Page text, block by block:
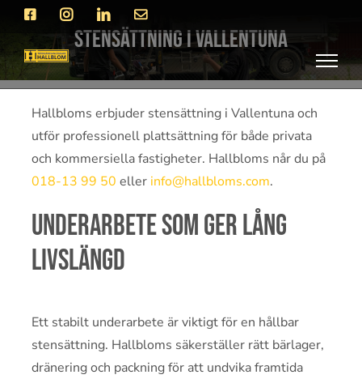
Fortsätt
innehållet
FacebookInstagramLinkedIn
E-
Stensättning i Vallentuna
Hallbloms erbjuder stensättning i Vallentuna och
utför professionell plattsättning för både privata
och kommersiella fastigheter. Hallbloms når du på
018-13 99 50 eller info@hallbloms.com.
Underarbete som ger lång
livslängd
Ett stabilt underarbete är viktigt för en hållbar
stensättning. Hallbloms säkerställer rätt bärlager,
dränering och packning för att undvika framtida